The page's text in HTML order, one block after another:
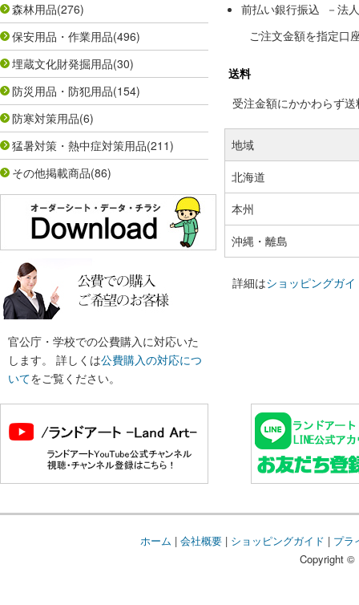
森林用品(276)
保安用品・作業用品(496)
埋蔵文化財発掘用品(30)
防災用品・防犯用品(154)
防寒対策用品(6)
猛暑対策・熱中症対策用品(211)
その他掲載商品(86)
官公庁・学校での公費購入に対応いた
します。 詳しくは公費購入の対応につ
いてをご覧ください。
前払い銀行振込 －法
ご注文金額を指定口
送料
受注金額にかかわらず
地域
北海道
本州
沖縄・離島
詳細はショッピングガイ
ホーム | 会社概要| ショッピングガイド | プラ
Copyright ©